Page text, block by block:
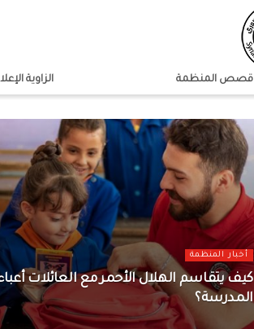
قصص المنظمة الزاوية
أخبار المنظمة
كيف يتقاسم الهلال الأحمر مع العائلات
المدرسة؟